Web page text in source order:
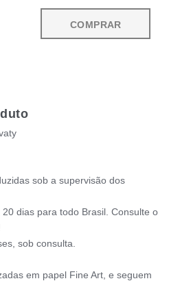
COMPRAR
sob a supervisão dos
dias para todo Brasil. Consulte o
sob consulta.
em papel Fine Art, e seguem